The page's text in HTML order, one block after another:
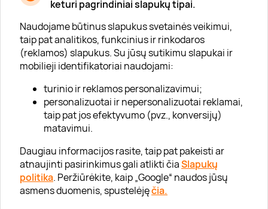
keturi pagrindiniai slapukų tipai.
Naudojame būtinus slapukus svetainės veikimui,
taip pat analitikos, funkcinius ir rinkodaros
(reklamos) slapukus. Su jūsų sutikimu slapukai ir
mobilieji identifikatoriai naudojami:
turinio ir reklamos personalizavimui;
personalizuotai ir nepersonalizuotai reklamai,
taip pat jos efektyvumo (pvz., konversijų)
matavimui.
Daugiau informacijos rasite, taip pat pakeisti ar
atnaujinti pasirinkimus gali atlikti čiaSlapukų
politika. Peržiūrėkite, kaip „Google“ naudos jūsų
asmens duomenis, spustelėjęčia.
Apie „Gera Dovana“
Lojalumo klubas
Karjera
Visi partneriai
Kontaktai
Tinklaraštis
Informacija